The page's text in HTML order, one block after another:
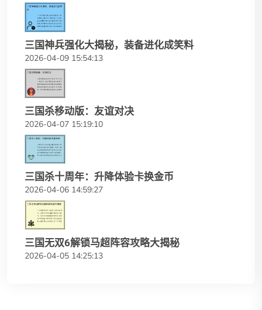
三国神兵强化大揭秘，装备进化成笑料
2026-04-09 15:54:13
三国杀移动版：友谊对决
2026-04-07 15:19:10
三国杀十周年：升降体验卡换金币
2026-04-06 14:59:27
三国无双6解锁马超阵容攻略大揭秘
2026-04-05 14:25:13